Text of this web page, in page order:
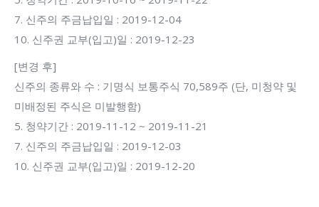
7. 신주의 주금납입일 : 2019-12-04
10. 신주권 교부(입고)일 : 2019-12-23
[변경 후]
신주의 종류와 수 : 기명식 보통주식 70,589주 (단, 미청약 및
미배정된 주식은 미발행함)
5. 청약기간 : 2019-11-12 ~ 2019-11-21
7. 신주의 주금납입일 : 2019-12-03
10. 신주권 교부(입고)일 : 2019-12-20